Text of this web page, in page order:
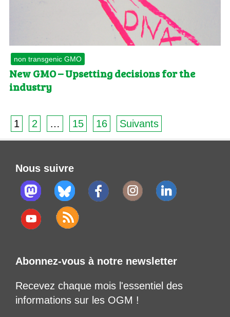
non transgenic GMO
New GMO – Upsetting decisions for the
industry
1 2 … 15 16 Suivants
Nous suivre
Abonnez-vous à notre newsletter
Recevez chaque mois l'essentiel des
informations sur les OGM !